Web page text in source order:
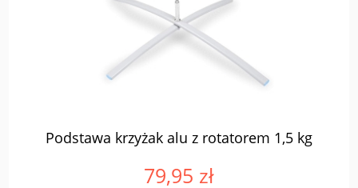
Podstawa krzyżak alu z rotatorem 1,5 kg
79,95 zł